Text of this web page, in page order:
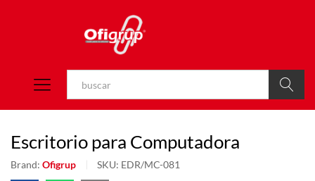
Buscar
Escritorio para Computadora
Brand: Ofigrup SKU: EDR/MC-081